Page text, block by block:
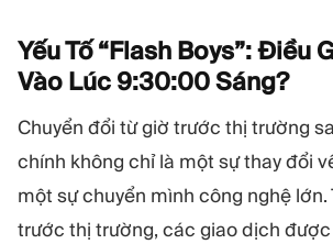
Yếu Tố “Flash Boys”: Điều
Vào Lúc 9:30:00Sáng?
Chuyển đổi từ giờ trước thị trường
chính không chỉ là một sự thay đổi
một sự chuyển mình công nghệ lớn.
trước thị trường, các giao dịch